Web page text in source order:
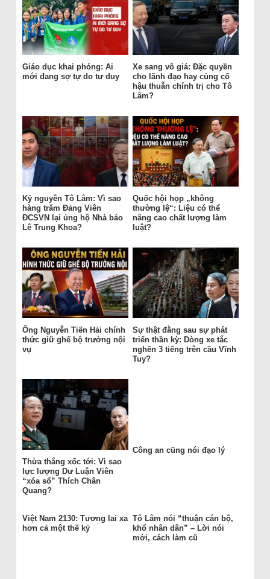
Giáo dục khai phóng: Ai
mới đang sợ tự do tư duy
Xe sang vô giá: Đặc quyền
cho lãnh đạo hay củng cố
hậu thuẫn chính trị cho Tô
Lâm?
Kỷ nguyên Tô Lâm: Vì sao
hàng trăm Đảng Viên
ĐCSVN lại ủng hộ Nhà báo
Lê Trung Khoa?
Quốc hội họp „không
thường lệ“: Liệu có thể
nâng cao chất lượng làm
luật?
Ông Nguyễn Tiến Hải chính
thức giữ ghế bộ trưởng nội
vụ
Sự thật đằng sau sự phát
triển thần kỳ: Dòng xe tắc
nghẽn 3 tiếng trên cầu Vĩnh
Tuy?
Thừa thắng xốc tới: Vì sao
lực lượng Dư Luận Viên
“xóa sổ” Thích Chân
Quang?
Công an cũng nói đạo lý
Việt Nam 2130: Tương lai xa
hơn cả một thế kỷ
Tô Lâm nói “thuận cán bộ,
khổ nhân dân” – Lời nói
mới, cách làm cũ